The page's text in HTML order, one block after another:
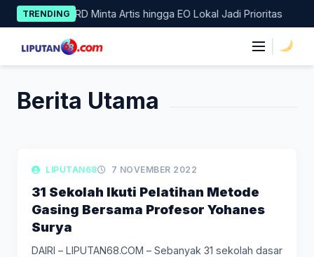
Skip
to
content
TRENDING
Kelas, DPRD Minta Artis hingga EO Lokal Jadi Prioritas
Berita Utama
LIPUTAN BERITA
LIPUTAN68 7 NOVEMBER 2022
31 Sekolah Ikuti Pelatihan Metode
Gasing Bersama Profesor Yohanes
Surya
DAIRI – LIPUTAN68.COM – Sebanyak 31 sekolah dasar